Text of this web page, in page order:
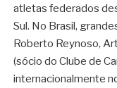
atletas federados
Sul. No Brasil,
Roberto Reynoso,
(sócio do Clube de
internacionalmente